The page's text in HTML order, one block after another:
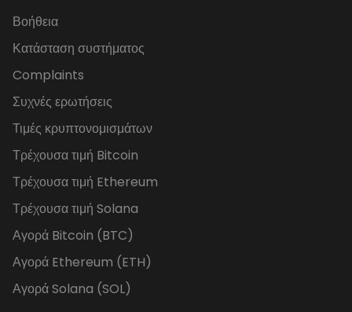
Βοήθεια
Κατάσταση συστήματος
Complaints
Συχνές ερωτήσεις
Τιμές κρυπτονομισμάτων
Τρέχουσα τιμή Bitcoin
Τρέχουσα τιμή Ethereum
Τρέχουσα τιμή Solana
Αγορά Bitcoin (BTC)
Αγορά Ethereum (ETH)
Αγορά Solana (SOL)